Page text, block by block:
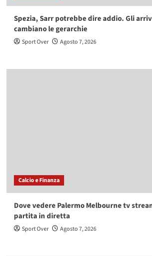
Spezia, Sarr potrebbe dire addio. Gli
cambiano le gerarchie
Sport Over Agosto 7, 2026
Calcio e Finanza
Dove vedere Palermo Melbourne tv
partita in diretta
Sport Over Agosto 7, 2026